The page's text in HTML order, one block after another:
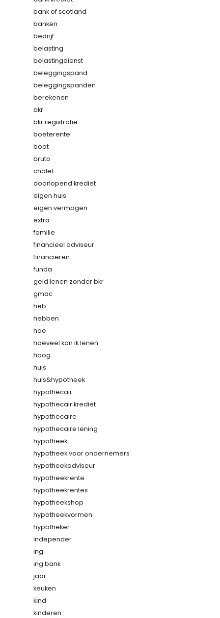
bank of scotland
banken
bedrijf
belasting
belastingdienst
beleggingspand
beleggingspanden
berekenen
bkr
bkr registratie
boeterente
boot
bruto
chalet
doorlopend krediet
eigen huis
eigen vermogen
extra
familie
financieel adviseur
financieren
funda
geld lenen zonder bkr
gmac
heb
hebben
hoe
hoeveel kan ik lenen
hoog
huis
huis&hypotheek
hypothecair
hypothecair krediet
hypothecaire
hypothecaire lening
hypotheek
hypotheek voor ondernemers
hypotheekadviseur
hypotheekrente
hypotheekrentes
hypotheekshop
hypotheekvormen
hypotheker
independer
ing
ing bank
jaar
keuken
kind
kinderen